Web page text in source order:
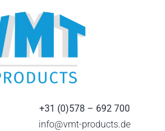
+31 (0)578 – 692 700
info@vmt-products.de